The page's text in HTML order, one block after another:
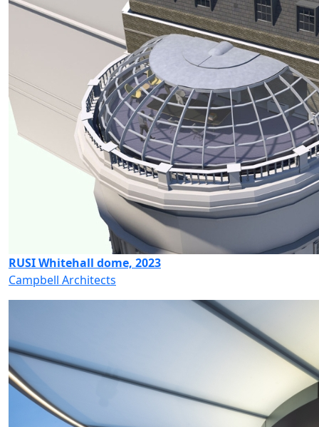
RUSI Whitehall dome, 2023
Campbell Architects